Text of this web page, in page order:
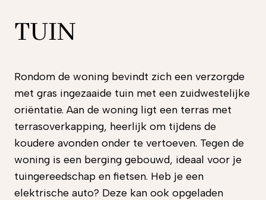
TUIN
Rondom de woning bevindt zich een verzorgde
met gras ingezaaide tuin met een zuidwestelijke
oriëntatie. Aan de woning ligt een terras met
terrasoverkapping, heerlijk om tijdens de
koudere avonden onder te vertoeven. Tegen de
woning is een berging gebouwd, ideaal voor je
tuingereedschap en fietsen. Heb je een
elektrische auto? Deze kan ook opgeladen